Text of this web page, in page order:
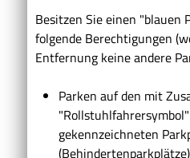
Besitzen Sie einen "blauen
folgende Berechtigungen
Entfernung keine andere
Parken auf den mit
gekennzeichneten
(Behindertenparkplätze)